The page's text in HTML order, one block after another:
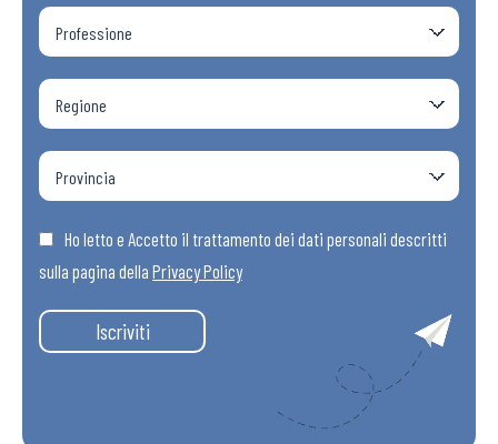
Ho letto e Accetto il trattamento dei dati personali descritti
sulla pagina della Privacy Policy
Iscriviti